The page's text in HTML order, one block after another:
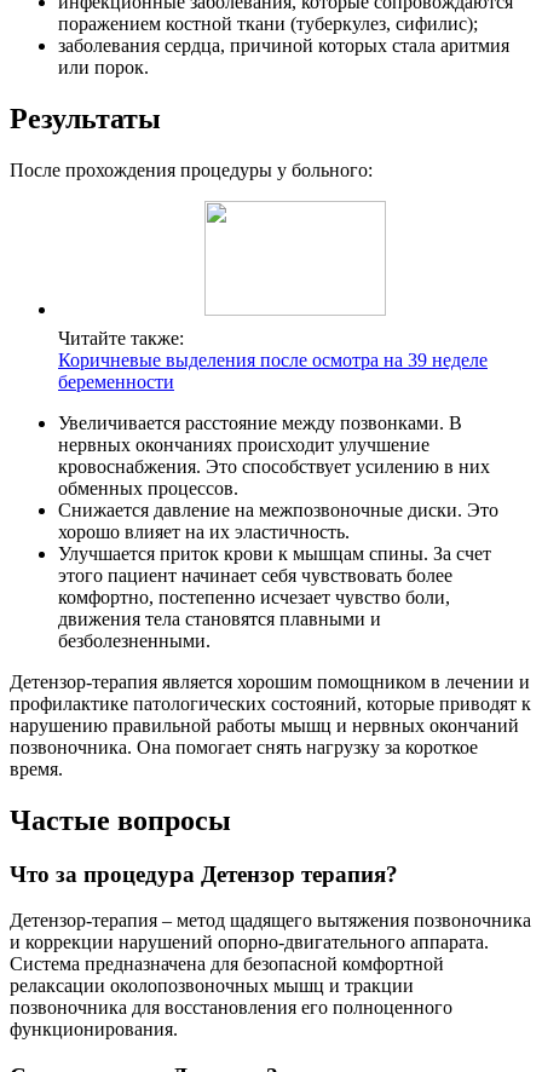
поражением костной ткани (туберкулез, сифилис);
заболевания сердца, причиной которых стала аритмия
или порок.
Результаты
После прохождения процедуры у больного:
Читайте также:
Коричневые выделения после осмотра на 39 неделе
беременности
Увеличивается расстояние между позвонками. В
нервных окончаниях происходит улучшение
кровоснабжения. Это способствует усилению в них
обменных процессов.
Снижается давление на межпозвоночные диски. Это
хорошо влияет на их эластичность.
Улучшается приток крови к мышцам спины. За счет
этого пациент начинает себя чувствовать более
комфортно, постепенно исчезает чувство боли,
движения тела становятся плавными и
безболезненными.
Детензор-терапия является хорошим помощником в лечении и
профилактике патологических состояний, которые приводят к
нарушению правильной работы мышц и нервных окончаний
позвоночника. Она помогает снять нагрузку за короткое
время.
Частые вопросы
Что за процедура Детензор терапия?
Детензор-терапия – метод щадящего вытяжения позвоночника
и коррекции нарушений опорно-двигательного аппарата.
Система предназначена для безопасной комфортной
релаксации околопозвоночных мышц и тракции
позвоночника для восстановления его полноценного
функционирования.